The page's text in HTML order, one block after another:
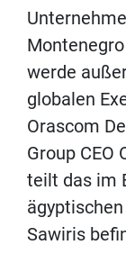
werde
globalen
Orascom
Group CEO
teilt das im
Sawiris